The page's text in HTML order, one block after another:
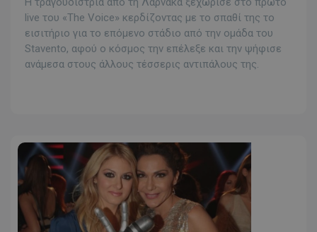
live του «Τhe Voice» κερδίζοντας με το σπαθί της το
εισιτήριο για τo επόμενο στάδιο από την ομάδα του
Stavento, αφού ο κόσμος την επέλεξε και την ψήφισε
ανάμεσα στους άλλους τέσσερις αντιπάλους της.